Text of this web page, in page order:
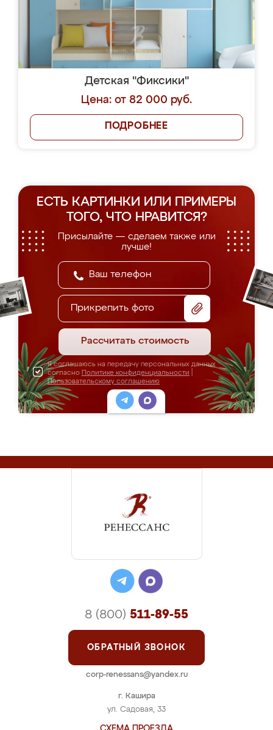
Детская "Фиксики"
Цена: от 82 000 руб.
ПОДРОБНЕЕ
ЕСТЬ КАРТИНКИ ИЛИ ПРИМЕРЫ
ТОГО, ЧТО НРАВИТСЯ?
Присылайте — сделаем также или
лучше!
Прикрепить фото
Рассчитать стоимость
Я соглашаюсь на передачу персональных данных
согласно Политике конфиденциальности
Пользовательскому соглашению
г. Кашира
ул. Садовая, 33
8 (800) 511-89-55
ОБРАТНЫЙ ЗВОНОК
corp-renessans@yandex.ru